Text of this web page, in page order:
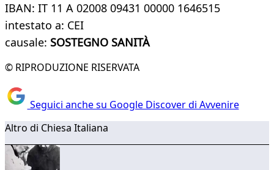
IBAN: IT 11 A 02008 09431 00000 1646515
intestato a: CEI
causale: SOSTEGNO SANITÀ
© RIPRODUZIONE RISERVATA
Seguici anche su Google Discover di Avvenire
Altro di Chiesa Italiana